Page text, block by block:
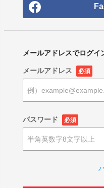
メールアドレスでログイ
メールアドレス 必須
パスワード 必須